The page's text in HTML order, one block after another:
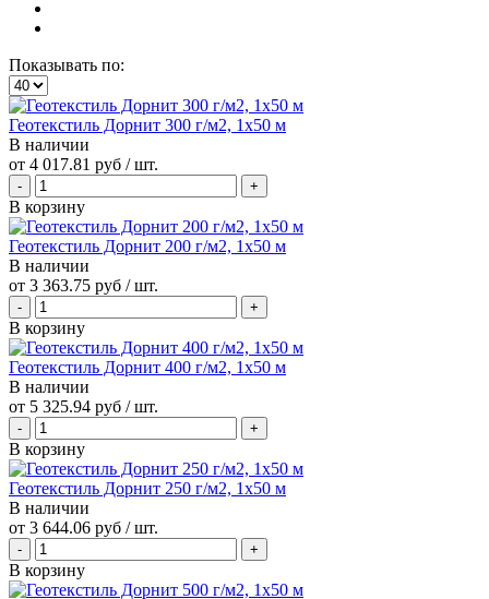
Показывать по:
Геотекстиль Дорнит 300 г/м2, 1х50 м
В наличии
от 4 017.81 руб / шт.
В корзину
Геотекстиль Дорнит 200 г/м2, 1х50 м
В наличии
от 3 363.75 руб / шт.
В корзину
Геотекстиль Дорнит 400 г/м2, 1х50 м
В наличии
от 5 325.94 руб / шт.
В корзину
Геотекстиль Дорнит 250 г/м2, 1х50 м
В наличии
от 3 644.06 руб / шт.
В корзину